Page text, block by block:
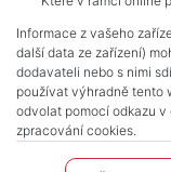
Informace z vašeho
další data ze zařízení)
dodavateli nebo s nimi
používat výhradně tento
odvolat pomocí odkazu
zpracování cookies.